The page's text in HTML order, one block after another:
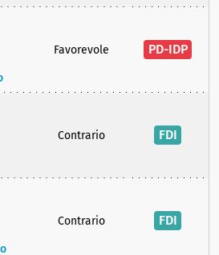
Favorevole PD-IDP
Contrario FDI
Contrario FDI